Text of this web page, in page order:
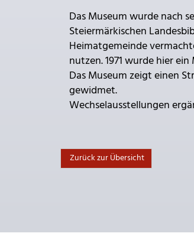
Das Museum wurde nach
Steiermärkischen
Heimatgemeinde
nutzen. 1971 wurde hier
Das Museum zeigt einen
gewidmet.
Wechselausstellungen
Zurück zur Übersicht